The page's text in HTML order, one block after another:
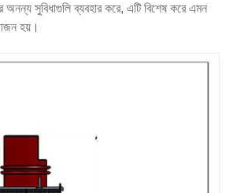
অনন্য সুবিধাগুলি ব্যবহার করে, এটি বিশেষ করে এমন
হয়।